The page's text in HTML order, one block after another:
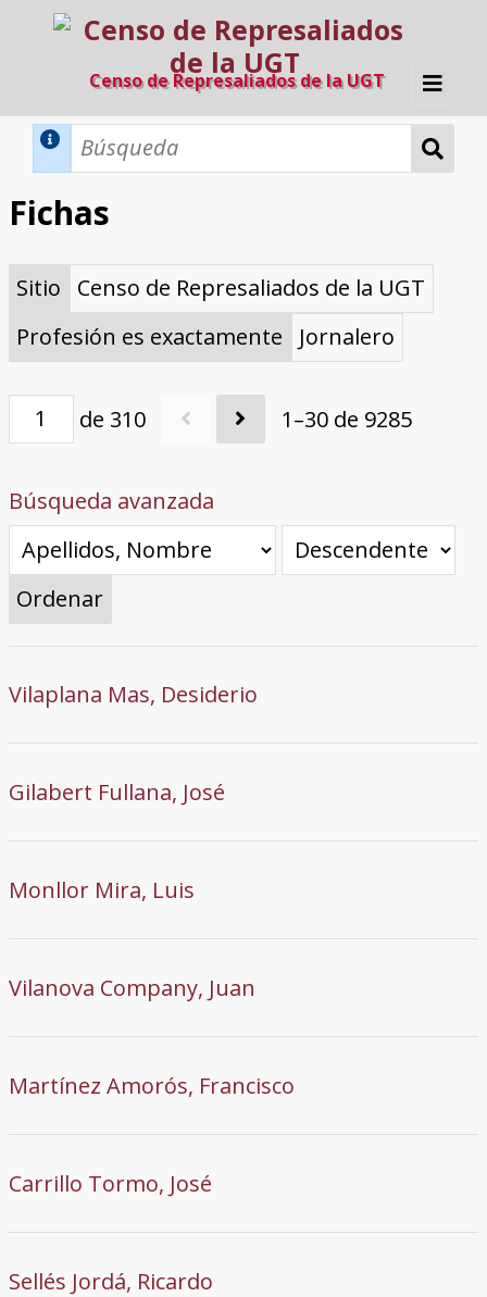
Censo de Represaliados de la UGT
Inicio
Directorio A-Z
Provincias de nacimiento
Profesión
Cárceles
Condenados a muerte
Condenados a muerte (con busca
dinámica)
Ejecutados
El proyecto
Razones y objetivos
El equipo
Colaboradores
Fuentes documentales
Fichas
Sitio
Censo de Represaliados de la UGT
Profesión es exactamente
Jornalero
de 310 1–30 de 9285
Búsqueda avanzada
Ordenar
Vilaplana Mas, Desiderio
Gilabert Fullana, José
Monllor Mira, Luis
Vilanova Company, Juan
Martínez Amorós, Francisco
Carrillo Tormo, José
Sellés Jordá, Ricardo